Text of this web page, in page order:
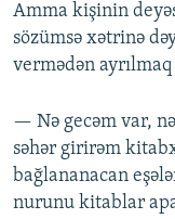
Amma kişinin
sözümsə xətrinə
vermədən
— Nə gecəm var,
səhər girirəm
bağlananacan
nurunu kitablar